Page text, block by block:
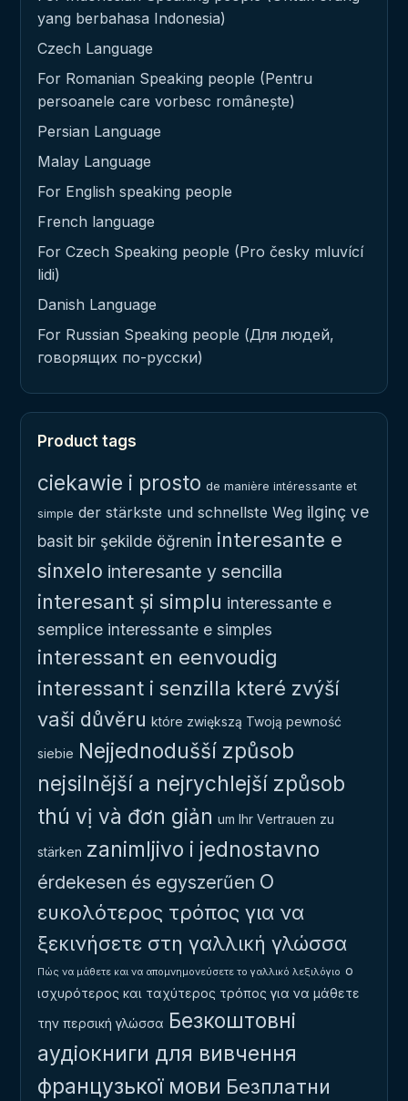
yang berbahasa Indonesia)
Czech Language
For Romanian Speaking people (Pentru
persoanele care vorbesc românește)
Persian Language
Malay Language
For English speaking people
French language
For Czech Speaking people (Pro česky mluvící
lidi)
Danish Language
For Russian Speaking people (Для людей,
говорящих по-русски)
Product tags
ciekawie i prosto de manière intéressante et
simple der stärkste und schnellste Weg ilginç ve
basit bir şekilde öğrenin interesante e
sinxelo interesante y sencilla
interesant și simplu interessante e
semplice interessante e simples
interessant en eenvoudig
interessant i senzilla které zvýší
vaši důvěru które zwiększą Twoją pewność
siebie Nejjednodušší způsob
nejsilnější a nejrychlejší způsob
thú vị và đơn giản um Ihr Vertrauen zu
stärken zanimljivo i jednostavno
érdekesen és egyszerűen Ο
ευκολότερος τρόπος για να
ξεκινήσετε στη γαλλική γλώσσα
Πώς να μάθετε και να απομνημονεύσετε το γαλλικό λεξιλόγιο ο
ισχυρότερος και ταχύτερος τρόπος για να μάθετε
την περσική γλώσσα Безкоштовні
аудіокниги для вивчення
французької мови Безплатни